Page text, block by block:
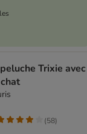
Trixie avec
(58)